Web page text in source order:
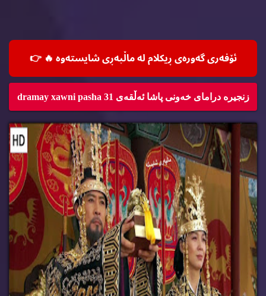
ئۆفه‌ری گه‌وره‌ی ڕیكلام له‌ ماڵپه‌ڕی شایسته‌وه‌ 🔥👉
زنجیره‌ درامای خه‌ونی پاشا ئه‌ڵقه‌ی 31 dramay xawni pasha